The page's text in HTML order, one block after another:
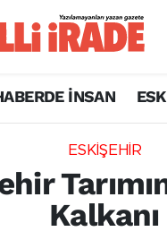
İNSAN
ESKİŞEHİR
Kalkanı